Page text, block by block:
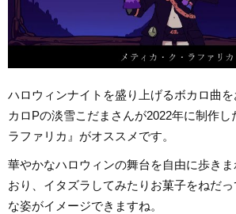
ハロウィンナイトを盛り上げるボカロ曲
カロPの淡雪こだまさんが2022年に制作し
ラファリカ』がオススメです。
華やかなハロウィンの舞台を自由に歩き
おり、イタズラしてみたりお菓子をねだ
な姿がイメージできますね。